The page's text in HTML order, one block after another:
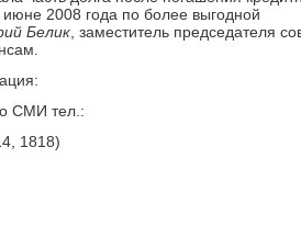
2008 года по более выгодной
Белик , заместитель председателя
СМИ тел.:
1818)